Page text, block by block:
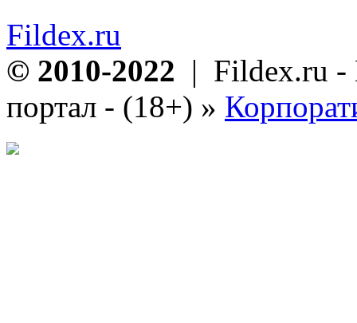
Fildex.ru
© 2010-2022 | Fildex.ru -
портал - (18+) »